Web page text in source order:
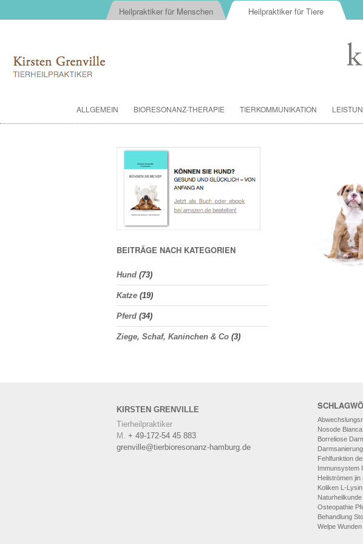
Heilpraktiker für Menschen Heilpraktiker für Tiere
ALLGEMEIN BIORESONANZ-THERAPIE TIERKOMMUNIKATION
BEITRÄGE NACH KATEGORIEN
Hund (73)
Katze (19)
Pferd (34)
Ziege, Schaf, Kaninchen & Co (3)
KIRSTEN GRENVILLE
Tierheilpraktiker
M. + 49-172-54 45 883
grenville@tierbioresonanz-hamburg.de
Nosode
Borreliose
Darmsanierung
Fehlfunktion
Immunsystem
Heilströmen jin
Koliken L-Lysin
Naturheilkunde
Osteopathie
Behandlung
Welpe Wunden